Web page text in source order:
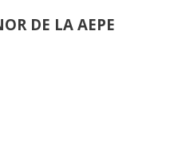
DE LA AEPE